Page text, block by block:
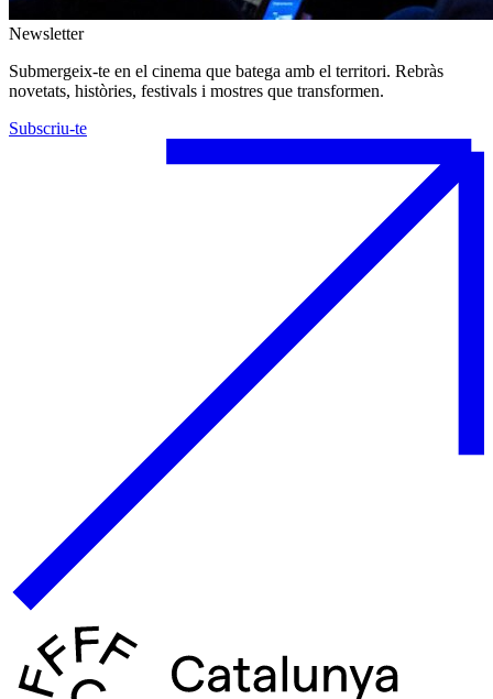
Newsletter
Submergeix-te en el cinema que batega amb el territori. Rebràs
novetats, històries, festivals i mostres que transformen.
Subscriu-te